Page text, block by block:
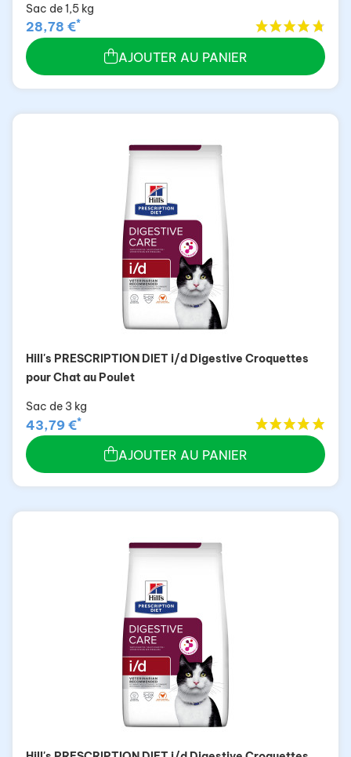
Sac de 1,5 kg
28,78 €*
AJOUTER AU PANIER
Hill's PRESCRIPTION DIET i/d Digestive Croquettes
pour Chat au Poulet
Sac de 3 kg
43,79 €*
AJOUTER AU PANIER